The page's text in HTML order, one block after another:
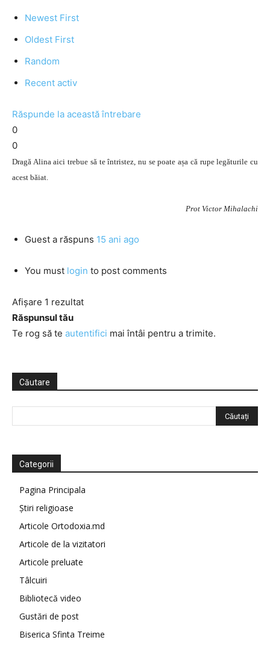
Newest First
Oldest First
Random
Recent activ
Răspunde la această întrebare
0
0
Dragă Alina aici trebue să te întristez, nu se poate așa că rupe legăturile cu
acest băiat.
Prot Victor Mihalachi
Guest a răspuns 15 ani ago
You must login to post comments
Afișare 1 rezultat
Răspunsul tău
Te rog să te autentifici mai întâi pentru a trimite.
Căutare
Categorii
Pagina Principala
Știri religioase
Articole Ortodoxia.md
Articole de la vizitatori
Articole preluate
Tâlcuiri
Bibliotecă video
Gustări de post
Biserica Sfinta Treime